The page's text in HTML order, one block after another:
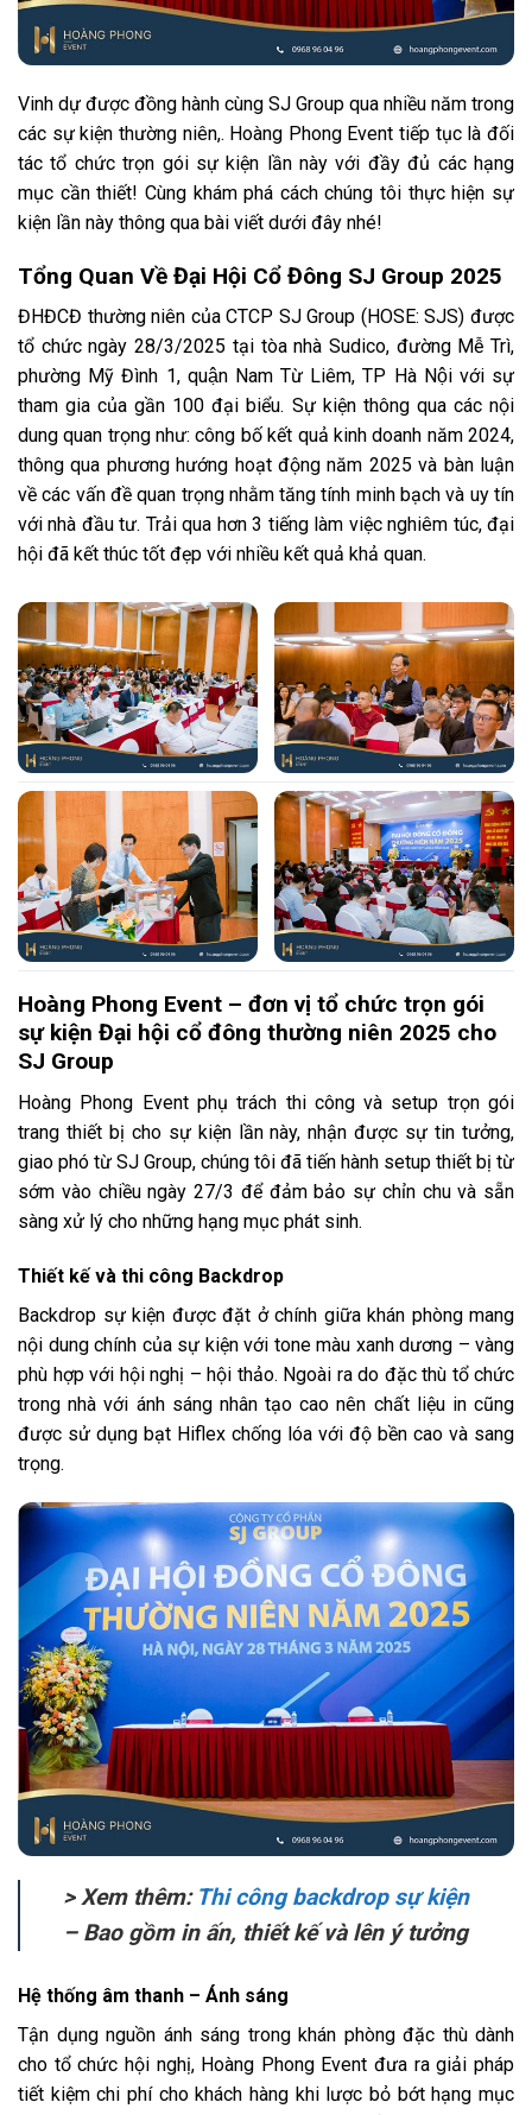
Vinh dự được đồng hành cùng SJ Group qua nhiều năm trong
các sự kiện thường niên,. Hoàng Phong Event tiếp tục là đối
tác tổ chức trọn gói sự kiện lần này với đầy đủ các hạng
mục cần thiết! Cùng khám phá cách chúng tôi thực hiện sự
kiện lần này thông qua bài viết dưới đây nhé!
Tổng Quan Về Đại Hội Cổ Đông SJ Group 2025
ĐHĐCĐ thường niên của CTCP SJ Group (HOSE: SJS) được
tổ chức ngày 28/3/2025 tại tòa nhà Sudico, đường Mễ Trì,
phường Mỹ Đình 1, quận Nam Từ Liêm, TP Hà Nội với sự
tham gia của gần 100 đại biểu. Sự kiện thông qua các nội
dung quan trọng như: công bố kết quả kinh doanh năm 2024,
thông qua phương hướng hoạt động năm 2025 và bàn luận
về các vấn đề quan trọng nhằm tăng tính minh bạch và uy tín
với nhà đầu tư. Trải qua hơn 3 tiếng làm việc nghiêm túc, đại
hội đã kết thúc tốt đẹp với nhiều kết quả khả quan.
Hoàng Phong Event – đơn vị tổ chức trọn gói
sự kiện Đại hội cổ đông thường niên 2025 cho
SJ Group
Hoàng Phong Event phụ trách thi công và setup trọn gói
trang thiết bị cho sự kiện lần này, nhận được sự tin tưởng,
giao phó từ SJ Group, chúng tôi đã tiến hành setup thiết bị từ
sớm vào chiều ngày 27/3 để đảm bảo sự chỉn chu và sẵn
sàng xử lý cho những hạng mục phát sinh.
Thiết kế và thi công Backdrop
Backdrop sự kiện được đặt ở chính giữa khán phòng mang
nội dung chính của sự kiện với tone màu xanh dương – vàng
phù hợp với hội nghị – hội thảo. Ngoài ra do đặc thù tổ chức
trong nhà với ánh sáng nhân tạo cao nên chất liệu in cũng
được sử dụng bạt Hiflex chống lóa với độ bền cao và sang
trọng.
> Xem thêm: Thi công backdrop sự kiện
– Bao gồm in ấn, thiết kế và lên ý tưởng
Hệ thống âm thanh – Ánh sáng
Tận dụng nguồn ánh sáng trong khán phòng đặc thù dành
cho tổ chức hội nghị, Hoàng Phong Event đưa ra giải pháp
tiết kiệm chi phí cho khách hàng khi lược bỏ bớt hạng mục